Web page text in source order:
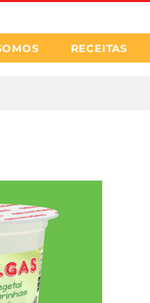
RECEITAS